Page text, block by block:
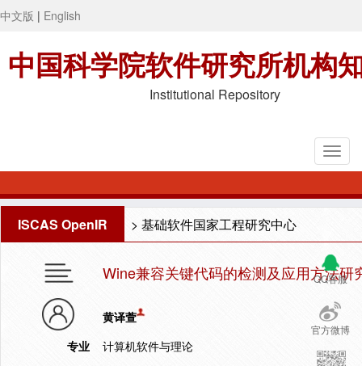
中文版 | English
中国科学院软件研究所机构
Institutional Repository
ISCAS OpenIR > 基础软件国家工程研究中心
QQ客服
官方微博
Wine兼容关键代码的检测及应用方法研
黄译萱
专业
计算机软件与理论